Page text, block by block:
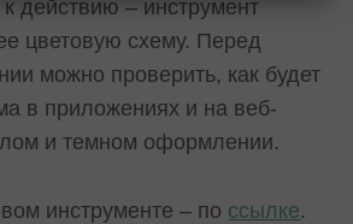
действию – инструмент
цветовую схему. Перед
можно проверить, как будет
в приложениях и на веб-
и темном оформлении.
инструменте – по ссылке.